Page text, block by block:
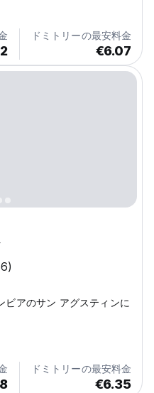
ーヒー、朝食（追加料
すべての基本的なサービス
。ホステルの雰囲気は暖か
えてくれます。 私たちの
中に位置し小さな丘の上に
ドミトリーの最安料金
€6.07
アのサン アグスティンに
ドミトリーの最安料金
€6.35